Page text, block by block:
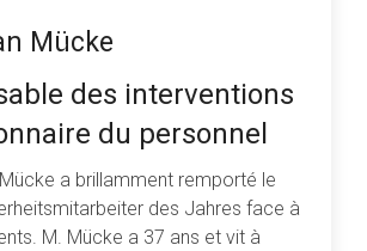
Mücke
des interventions
du personnel
a brillamment remporté le
des Jahres face à
M. Mücke a 37 ans et vit à